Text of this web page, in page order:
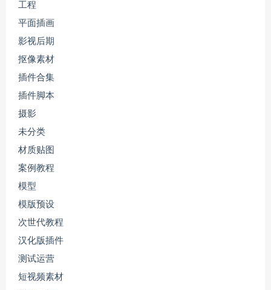
工程
平面插画
影视后期
抠像素材
插件合集
插件脚本
摄影
未分类
材质贴图
案例教程
模型
模版预设
次世代教程
汉化版插件
测试运营
短视频素材